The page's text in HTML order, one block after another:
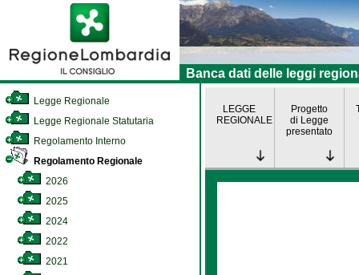
Banca dati delle leggi
Legge Regionale
Legge Regionale Statutaria
Regolamento Interno
Regolamento Regionale
2026
2025
2024
2022
2021
LEGGE
REGIONALE
Progetto
di Legge
presentato